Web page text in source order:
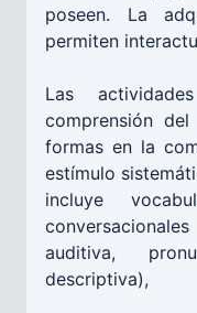
poseen. La
permiten
Las
comprensión
formas en la
estímulo
incluye
auditiva,
descriptiva),